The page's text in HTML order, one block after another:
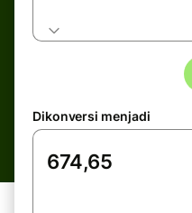
Dikonversi menjadi